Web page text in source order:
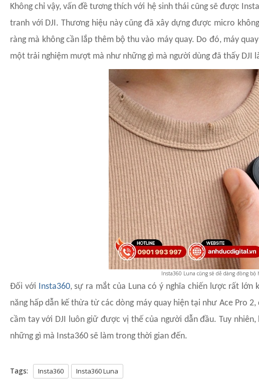
Không chỉ vậy, vấn đề tương thích với hệ sinh thái cũng sẽ được
tranh với DJI. Thương hiệu này cũng đã xây dựng được micro
ràng mà không cần lắp thêm bộ thu vào máy quay. Do đó, máy
một trải nghiệm mượt mà như những gì mà người dùng đã thấy DJI
Insta360 Luna cũng sẽ dễ dàng đồng
Đối với Insta360, sự ra mắt của Luna có ý nghĩa chiến lược rất lớn
năng hấp dẫn kế thừa từ các dòng máy quay hiện tại như Ace Pro
cầm tay với DJI luôn giữ được vị thế của người dẫn đầu. Tuy
những gì mà Insta360 sẽ làm trong thời gian đến.
Tags: Insta360 Insta360 Luna